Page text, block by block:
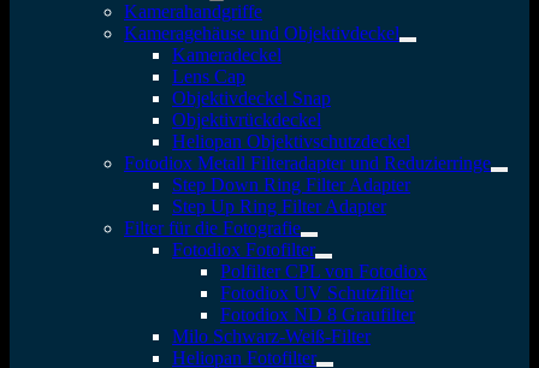
Kamerahandgriffe
Kameragehäuse und Objektivdeckel
Kameradeckel
Lens Cap
Objektivdeckel Snap
Objektivrückdeckel
Heliopan Objektivschutzdeckel
Fotodiox Metall Filteradapter und Reduzierringe
Step Down Ring Filter Adapter
Step Up Ring Filter Adapter
Filter für die Fotografie
Fotodiox Fotofilter
Polfilter CPL von Fotodiox
Fotodiox UV Schutzfilter
Fotodiox ND 8 Graufilter
Milo Schwarz-Weiß-Filter
Heliopan Fotofilter